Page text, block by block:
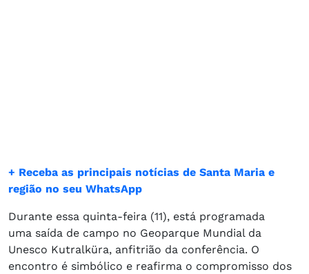
+ Receba as principais notícias de Santa Maria e
região no seu WhatsApp
Durante essa quinta-feira (11), está programada
uma saída de campo no Geoparque Mundial da
Unesco Kutralküra, anfitrião da conferência. O
encontro é simbólico e reafirma o compromisso dos